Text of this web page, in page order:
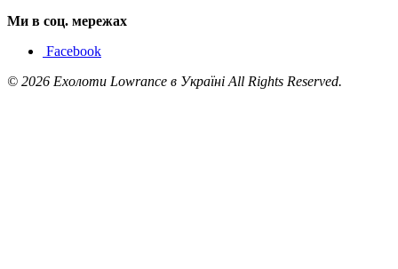
Ми в соц. мережах
Facebook
© 2026 Ехолоти Lowrance в Україні All Rights Reserved.